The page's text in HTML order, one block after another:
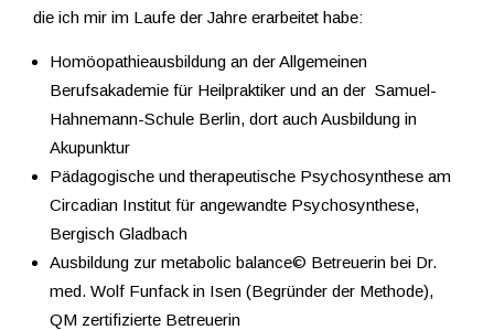
die ich mir im Laufe der Jahre erarbeitet habe:
Homöopathieausbildung an der Allgemeinen
Berufsakademie für Heilpraktiker und an der Samuel-
Hahnemann-Schule Berlin, dort auch Ausbildung in
Akupunktur
Pädagogische und therapeutische Psychosynthese am
Circadian Institut für angewandte Psychosynthese,
Bergisch Gladbach
Ausbildung zur metabolic balance© Betreuerin bei Dr.
med. Wolf Funfack in Isen (Begründer der Methode),
QM zertifizierte Betreuerin